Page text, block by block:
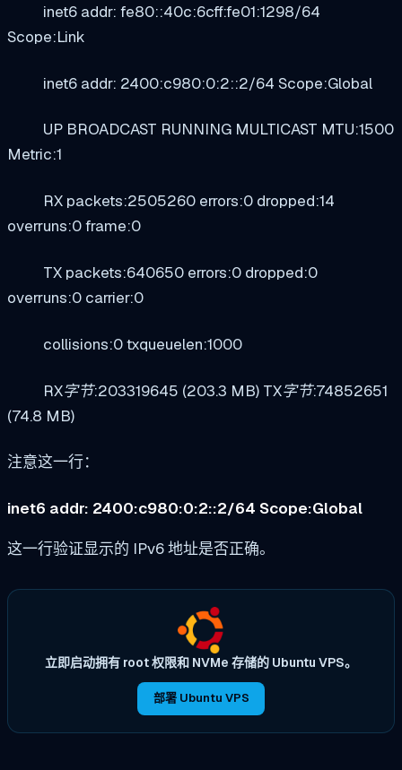
inet6 addr: fe80::40c:6cff:fe01:1298/64
Scope:Link
inet6 addr: 2400:c980:0:2::2/64 Scope:Global
UP BROADCAST RUNNING MULTICAST MTU:1500
Metric:1
RX packets:2505260 errors:0 dropped:14
overruns:0 frame:0
TX packets:640650 errors:0 dropped:0
overruns:0 carrier:0
collisions:0 txqueuelen:1000
RX字节:203319645 (203.3 MB) TX字节:74852651
(74.8 MB)
注意这一行：
inet6 addr: 2400:c980:0:2::2/64 Scope:Global
这一行验证显示的 IPv6 地址是否正确。
立即启动拥有 root 权限和 NVMe 存储的 Ubuntu VPS。
部署 Ubuntu VPS